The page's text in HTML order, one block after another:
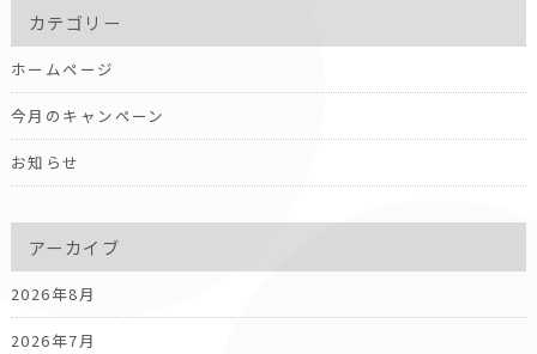
カテゴリー
ホームページ
今月のキャンペーン
お知らせ
アーカイブ
2026年8月
2026年7月